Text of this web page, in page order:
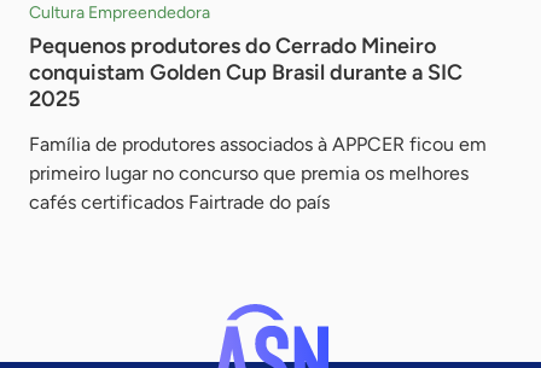
Cultura Empreendedora
Pequenos produtores do Cerrado Mineiro
conquistam Golden Cup Brasil durante a SIC
2025
Família de produtores associados à APPCER ficou em
primeiro lugar no concurso que premia os melhores
cafés certificados Fairtrade do país